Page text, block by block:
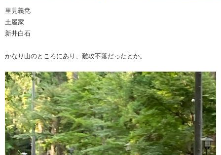
里見義尭
土屋家
新井白石
かなり山のところにあり、難攻不落だったとか。